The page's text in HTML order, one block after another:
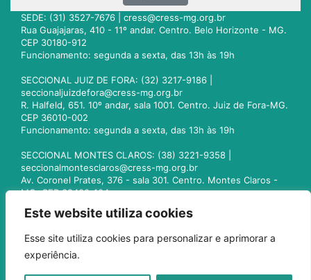
Este website utiliza cookies
Esse site utiliza cookies para personalizar e aprimorar a
experiência.
SEDE: (31) 3527-7676 | cress@cress-mg.org.br
Rua Guajajaras, 410 - 11º andar. Centro. Belo Horizonte - MG.
CEP 30180-912
Funcionamento: segunda a sexta, das 13h às 19h
SECCIONAL JUIZ DE FORA: (32) 3217-9186 |
seccionaljuizdefora@cress-mg.org.br
R. Halfeld, 651. 10º andar, sala 1001. Centro. Juiz de Fora-MG.
CEP 36010-002
Funcionamento: segunda a sexta, das 13h às 19h
SECCIONAL MONTES CLAROS: (38) 3221-9358 |
seccionalmontesclaros@cress-mg.org.br
Av. Coronel Prates, 376 - sala 301. Centro. Montes Claros -
MG. CEP 39400-104
seccionaluberlandia@cress-mg.org.br
Av. Afonso Pena, 547 - sala 101. Uberlândia - MG. CEP